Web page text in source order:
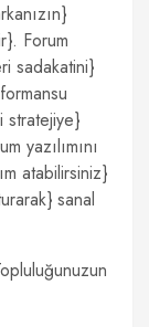
Forum
sadakatini}
stratejiye}
yazılımını
atabilirsiniz}
sanal